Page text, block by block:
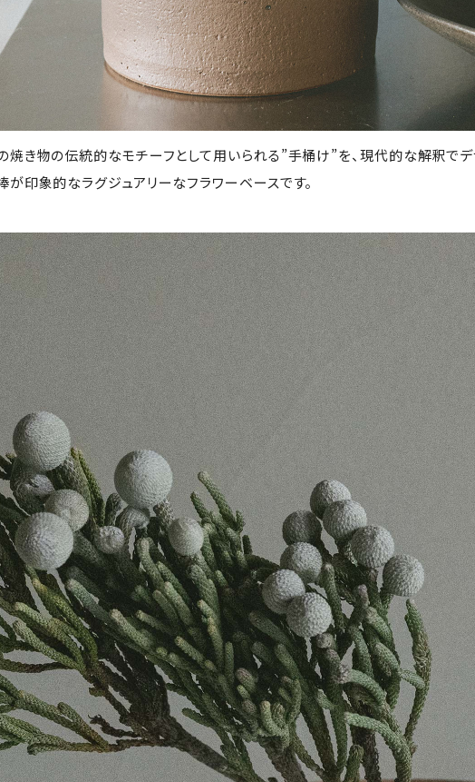
焼き物の伝統的なモチーフとして用いられる”手桶け”を、現代的な解釈でデ
が印象的なラグジュアリーなフラワーベースです。